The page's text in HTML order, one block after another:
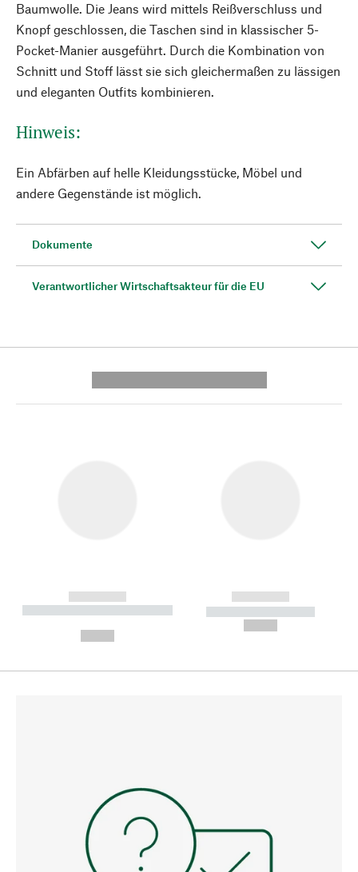
Baumwolle. Die Jeans wird mittels Reißverschluss und
Knopf geschlossen, die Taschen sind in klassischer 5-
Pocket-Manier ausgeführt. Durch die Kombination von
Schnitt und Stoff lässt sie sich gleichermaßen zu lässigen
und eleganten Outfits kombinieren.
Hinweis:
Ein Abfärben auf helle Kleidungsstücke, Möbel und
andere Gegenstände ist möglich.
Dokumente
Verantwortlicher Wirtschaftsakteur für die EU
------------
----------- ----------- --------
------------
----------- -----------